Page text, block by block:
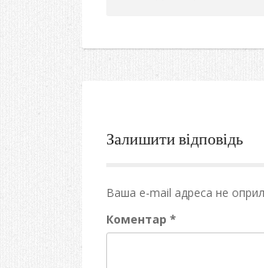
Залишити відповідь
Ваша e-mail адреса не
Коментар *